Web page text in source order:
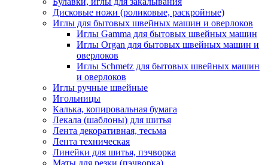
Дисковые ножи (роликовые, раскройные)
Иглы для бытовых швейных машин и оверлоков
Иглы Gamma для бытовых швейных машин
Иглы Organ для бытовых швейных машин и
оверлоков
Иглы Schmetz для бытовых швейных машин
и оверлоков
Иглы ручные швейные
Игольницы
Калька, копировальная бумага
Лекала (шаблоны) для шитья
Лента декоративная, тесьма
Лента техническая
Линейки для шитья, пэчворка
Маты для резки (пэчворка)